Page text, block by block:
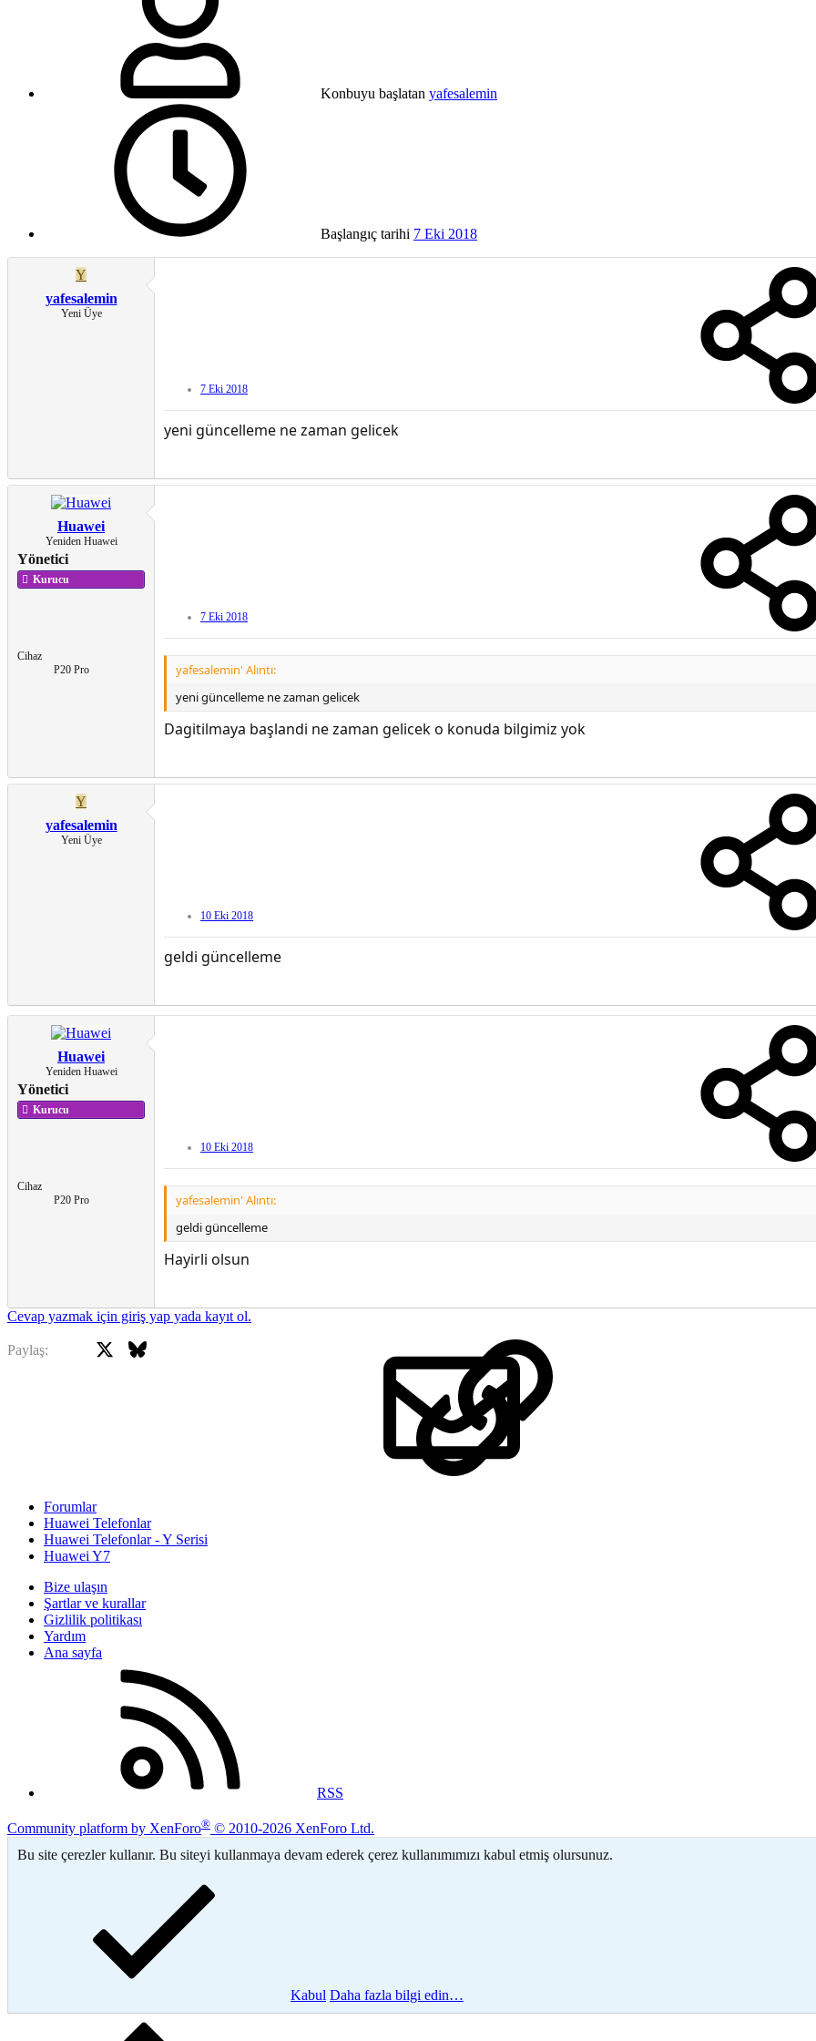
Konbuyu başlatan yafesalemin
Başlangıç tarihi 7 Eki 2018
Y
yafesalemin
Yeni Üye
7 Eki 2018
yeni güncelleme ne zaman gelicek
Huawei
Yeniden Huawei
Yönetici
Kurucu
Cihaz
P20 Pro
7 Eki 2018
yafesalemin' Alıntı:
yeni güncelleme ne zaman gelicek
Dagitilmaya başlandi ne zaman gelicek o konuda bilgimiz yok
Y
yafesalemin
Yeni Üye
10 Eki 2018
geldi güncelleme
Huawei
Yeniden Huawei
Yönetici
Kurucu
Cihaz
P20 Pro
10 Eki 2018
yafesalemin' Alıntı:
geldi güncelleme
Hayirli olsun
Cevap yazmak için giriş yap yada kayıt ol.
Paylaş: Bluesky RedditPinterestTumblr
Forumlar
Huawei Telefonlar
Huawei Telefonlar - Y Serisi
Huawei Y7
Bize ulaşın
Şartlar ve kurallar
Gizlilik politikası
Yardım
Ana sayfa
RSS
Community platform by XenForo® © 2010-2026 XenForo Ltd.
Bu site çerezler kullanır. Bu siteyi kullanmaya devam ederek çerez kullanımımızı kabul etmiş olursunuz.
Kabul Daha fazla bilgi edin…